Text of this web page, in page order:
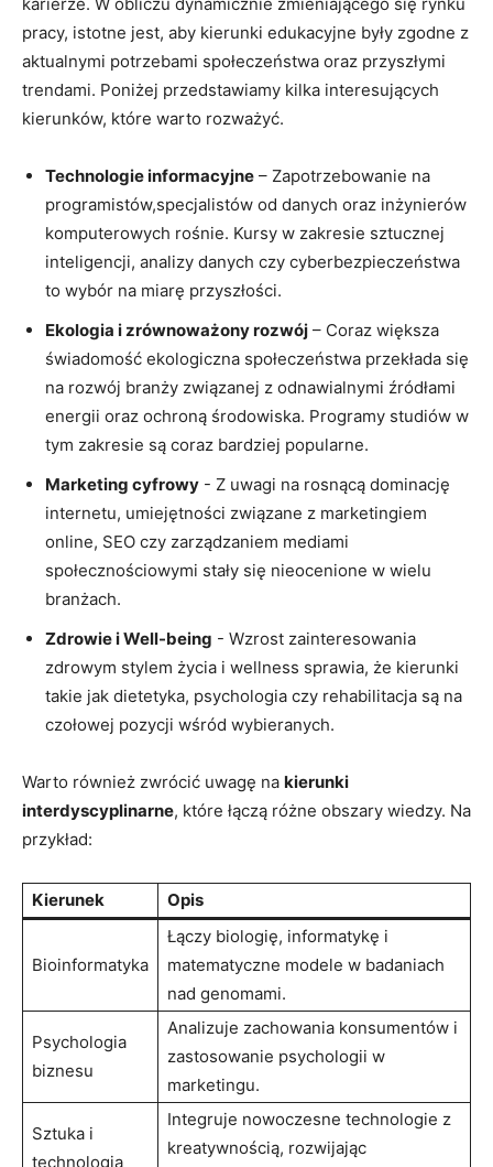
karierze.⁣ W obliczu dynamicznie zmieniającego się rynku
pracy, istotne jest,‍ aby ⁤kierunki edukacyjne były zgodne z
aktualnymi potrzebami społeczeństwa oraz przyszłymi
⁢trendami. Poniżej przedstawiamy ⁢kilka interesujących
‌kierunków, które warto rozważyć.
Technologie informacyjne – Zapotrzebowanie‍ na
programistów,specjalistów od danych oraz inżynierów
komputerowych ⁤rośnie. Kursy w ‍zakresie sztucznej
inteligencji, analizy danych ​czy ​cyberbezpieczeństwa
to wybór na miarę przyszłości.
Ekologia i zrównoważony‍ rozwój – Coraz większa
świadomość ekologiczna​ społeczeństwa przekłada się
⁣na rozwój ⁤branży związanej ⁣z odnawialnymi źródłami
energii⁣ oraz ochroną środowiska. Programy‌ studiów w
tym zakresie są coraz bardziej popularne.
Marketing cyfrowy ⁣- Z uwagi na​ rosnącą dominację
internetu, umiejętności ⁤związane z ‌marketingiem
online, ‌SEO czy zarządzaniem mediami
społecznościowymi stały się nieocenione w⁣ wielu
branżach.
Zdrowie i Well-being ⁢- Wzrost‍ zainteresowania
zdrowym stylem ​życia​ i wellness sprawia, że‌ kierunki⁢
takie ​jak dietetyka, psychologia czy⁤ rehabilitacja ​są na
czołowej pozycji wśród ⁣wybieranych.
Warto również ⁢zwrócić ​uwagę na kierunki
‍interdyscyplinarne,⁢ które łączą różne ⁢obszary wiedzy. ‍Na
przykład:
Kierunek Opis
Bioinformatyka
Łączy ‍biologię, informatykę ⁣i
matematyczne​ modele w badaniach‍
nad⁢ genomami.
Psychologia
biznesu
Analizuje‍ zachowania konsumentów i
zastosowanie psychologii​ w
marketingu.
Sztuka i⁢
technologia
Integruje‌ nowoczesne technologie z
kreatywnością, rozwijając‌